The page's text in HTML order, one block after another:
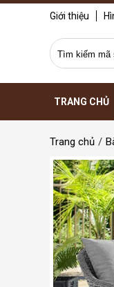
Giới thiệu
TRANG CHỦ
Trang chủ